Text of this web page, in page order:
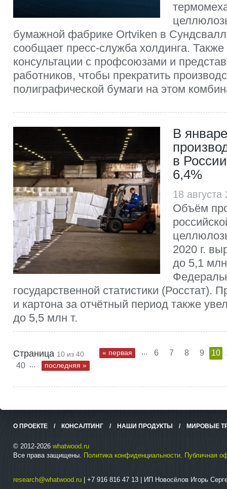
бумажной фабрике Ortviken в
сообщает пресс-служба холдинга.
консультации с профсоюзами и
работников, чтобы прекратить
полиграфической бумаги на этом
В
в
6,4%
18
Объём
2020 г.
до 5,1
государственной статистики (Росстат).
и картона за отчётный период также
до 5,5 млн т.
Страница 10 из 40 « первая ... 6 7 8 9 10
40 ... последняя »
О ПРОЕКТЕ / КОНСАЛТИНГ / НАШИ ПРОДУКТЫ / МИРОВЫЕ
© 2012-2026 whatwood.ru
Все права защищены. Политика конфиденциальности. Публичная
research@whatwood.ru | +7 916 816 47 13 | ИП Новосёлов Игорь